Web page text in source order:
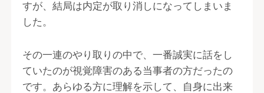
すが、結局は内定が取り消しになってしまいま
した。
その一連のやり取りの中で、一番誠実に話をし
ていたのが視覚障害のある当事者の方だったの
です。あらゆる方に理解を示して、自身に出来